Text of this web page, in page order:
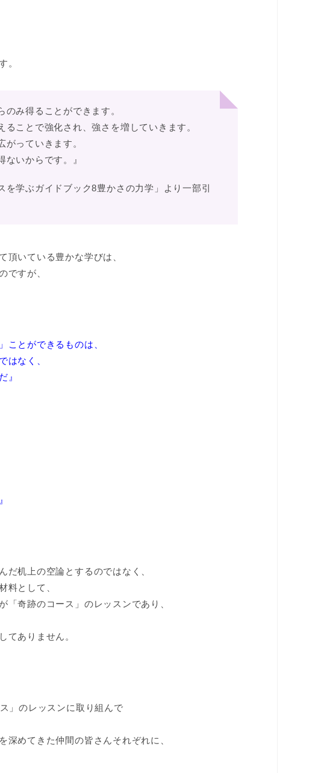
。
のみ得ることができます。
ことで強化され、強さを増していきます。
がっていきます。
ないからです。』
を学ぶガイドブック8豊かさの力学」より一部引
頂いている豊かな学びは、
ですが、
ことができるものは、
はなく、
』
だ机上の空論とするのではなく、
料として、
「奇跡のコース」のレッスンであり、
てありません。
」のレッスンに取り組んで
深めてきた仲間の皆さんそれぞれに、